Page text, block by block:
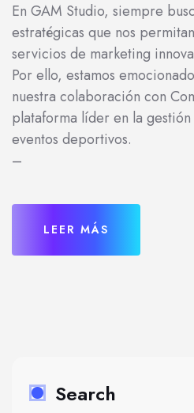
En GAM Studio, siempre
estratégicas que nos
servicios de marketing
Por ello, estamos
nuestra colaboración con
plataforma líder en la
eventos deportivos.
–
LEER MÁS
Search